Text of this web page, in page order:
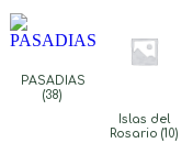
PASADIAS
(38)
Islas del
Rosario (10)